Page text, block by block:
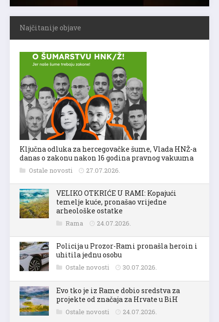
Najčitanije objave
Ključna odluka za hercegovačke šume, Vlada HNŽ-a
danas o zakonu nakon 16 godina pravnog vakuuma
Ostale novosti 27.07.2026.
VELIKO OTKRIĆE U RAMI: Kopajući
temelje kuće, pronašao vrijedne
arheološke ostatke
Rama 24.07.2026.
Policija u Prozor-Rami pronašla heroin i
uhitila jednu osobu
Ostale novosti 30.07.2026.
Evo tko je iz Rame dobio sredstva za
projekte od značaja za Hrvate u BiH
Ostale novosti 24.07.2026.